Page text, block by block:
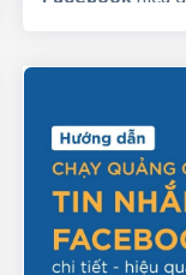
vàng” phù hợp
cụ thể.